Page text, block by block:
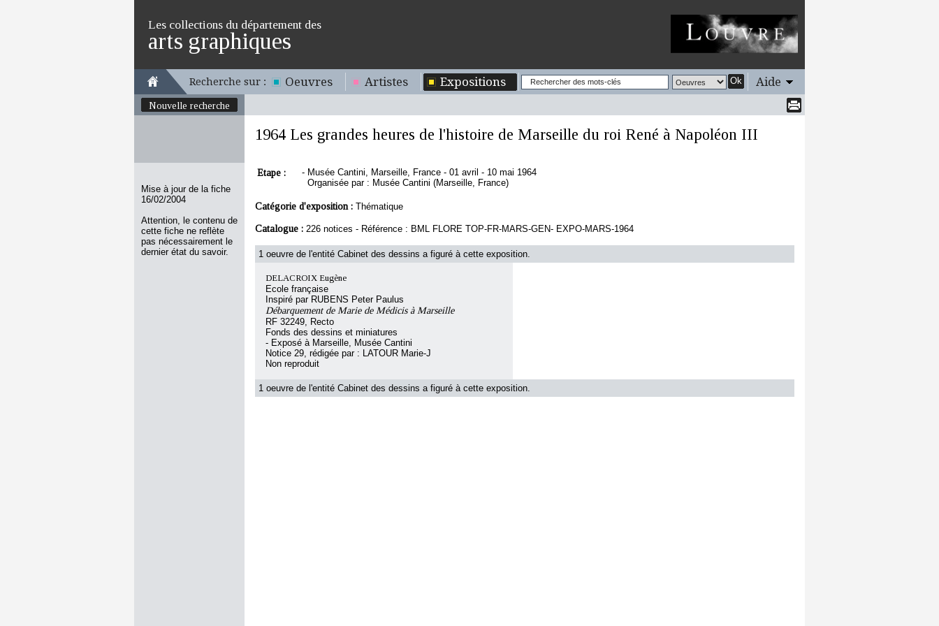
Les collections du département des
arts graphiques
Recherche sur : Oeuvres Artistes Expositions Ok Aide
Nouvelle recherche
Mise à jour de la fiche
16/02/2004
Attention, le contenu de
cette fiche ne reflète
pas nécessairement le
dernier état du savoir.
1964 Les grandes heures de l'histoire de Marseille du roi René à Napoléon III
Etape : - Musée Cantini, Marseille, France - 01 avril - 10 mai 1964
Organisée par : Musée Cantini (Marseille, France)
Catégorie d'exposition : Thématique
Catalogue : 226 notices - Référence : BML FLORE TOP-FR-MARS-GEN- EXPO-MARS-1964
1 oeuvre de l'entité Cabinet des dessins a figuré à cette exposition.
DELACROIX Eugène
Ecole française
Inspiré par RUBENS Peter Paulus
Débarquement de Marie de Médicis à Marseille
RF 32249, Recto
Fonds des dessins et miniatures
- Exposé à Marseille, Musée Cantini
Notice 29, rédigée par : LATOUR Marie-J
Non reproduit
1 oeuvre de l'entité Cabinet des dessins a figuré à cette exposition.